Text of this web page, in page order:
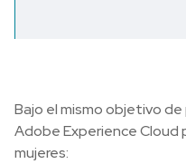
Bajo el mismo objetivo de
Adobe Experience Cloud
mujeres: